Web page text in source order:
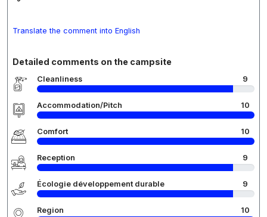
Translate the comment into English
Detailed comments on the campsite
Cleanliness 9
Accommodation/Pitch 10
Comfort 10
Reception 9
Écologie développement durable 9
Region 10